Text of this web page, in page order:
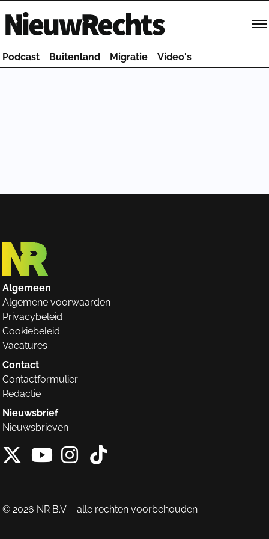
Homepage van NieuwRechts
Podcast Buitenland Migratie Video's
Algemeen
Algemene voorwaarden
Privacybeleid
Cookiebeleid
Vacatures
Contact
Contactformulier
Redactie
Nieuwsbrief
Nieuwsbrieven
X van NieuwRechts
Instagram van
Tiktok van
© 2026 NR B.V. - alle rechten voorbehouden